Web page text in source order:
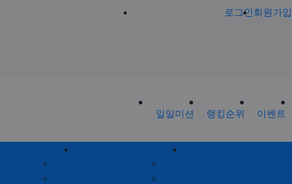
로그인회원가입
일일미션 랭킹순위 이벤트